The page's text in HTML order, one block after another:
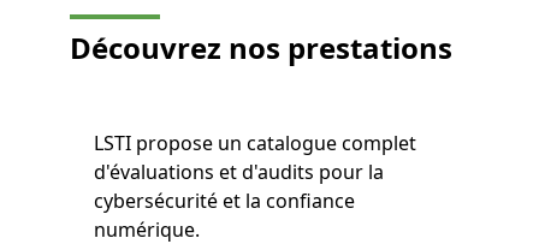
Découvrez nos prestations
LSTI propose un catalogue complet
d'évaluations et d'audits pour la
cybersécurité et la confiance
numérique.